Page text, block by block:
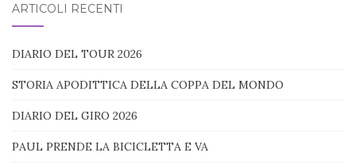
ARTICOLI RECENTI
DIARIO DEL TOUR 2026
STORIA APODITTICA DELLA COPPA DEL MONDO
DIARIO DEL GIRO 2026
PAUL PRENDE LA BICICLETTA E VA